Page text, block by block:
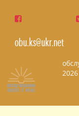
obu.ks@ukr.net
2026